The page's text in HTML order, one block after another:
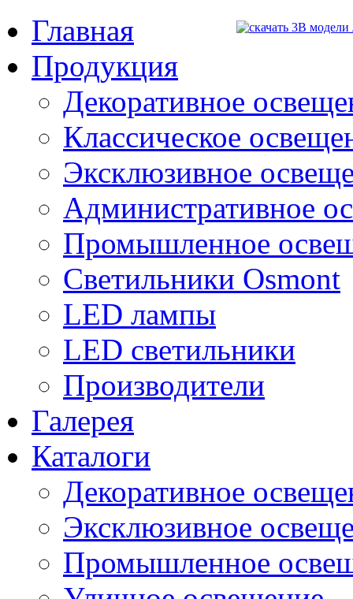
Главная
Продукция
Декоративное
Классическое
Эксклюзивное
Административное
Промышленное
Светильники Osmont
LED лампы
LED светильники
Производители
Галерея
Каталоги
Декоративное
Эксклюзивное
Промышленное